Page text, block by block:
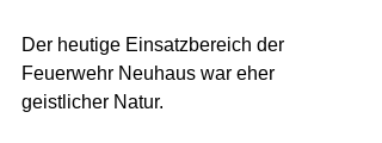
Der heutige Einsatzbereich der
Feuerwehr Neuhaus war eher
geistlicher Natur.